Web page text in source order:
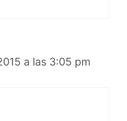
a las 3:05 pm